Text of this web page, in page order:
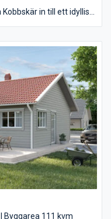
in till ett idylliskt
och skapar härlig
kök. I Villa Kobbskär
privat
barnen kommer trivas
att umgås i. Här
ett rymligt
och från köket.
Byggarea 111 kvm